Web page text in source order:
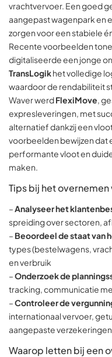
vrachtvervoer. Een goed
aangepast wagenpark en
zorgen voor een stabiele
Recente voorbeelden
digitaliseerde een jonge
TransLogikhet volledige
waardoor de rendabiliteit
Waver werdFlexiMove,
expresleveringen, met
alternatief dankzij een
voorbeelden bewijzen dat
performante vloot en
maken.
Tips bij het
–Analyseer het
spreiding over sectoren,
– Beoordeel de staat van
types (bestelwagens,
en verbruik
–Onderzoek de
tracking, communicatie
–Controleer de
internationaal vervoer,
aangepaste verzekeringen
Waarop letten bij een